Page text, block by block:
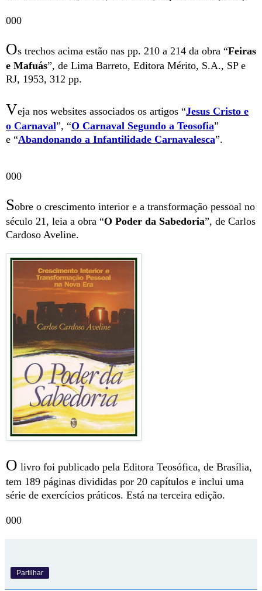
000
Os trechos acima estão nas pp. 210 a 214 da obra “Feiras
e Mafuás”, de Lima Barreto, Editora Mérito, S.A., SP e
RJ, 1953, 312 pp.
Veja nos websites associados os artigos “Jesus Cristo e
o Carnaval”, “O Carnaval Segundo a Teosofia”
e “Abandonando a Infantilidade Carnavalesca”.
000
Sobre o crescimento interior e a transformação pessoal no
século 21, leia a obra “O Poder da Sabedoria”, de Carlos
Cardoso Aveline.
O livro foi publicado pela Editora Teosófica, de Brasília,
tem 189 páginas divididas por 20 capítulos e inclui uma
série de exercícios práticos. Está na terceira edição.
000
Partilhar